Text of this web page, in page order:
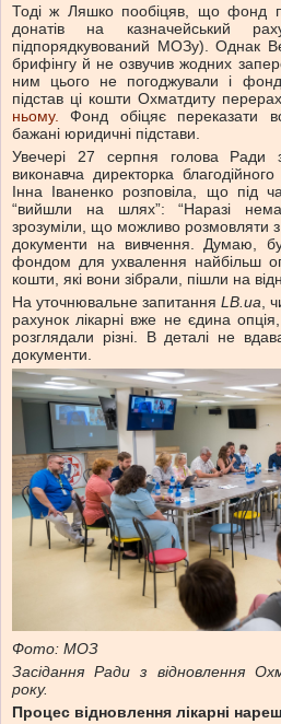
Тоді ж Ляшко пообіцяв, що фонд
донатів на казначейський
підпорядкувований МОЗу). Однак
брифінгу й не озвучив жодних
ним цього не погоджували і
підстав ці кошти Охматдиту
ньому.
Фонд обіцяє переказати
бажані юридичні підстави.
Увечері 27 серпня голова Ради
виконавча директорка
Інна Іваненко розповіла, що під
“вийшли на шлях”: “Наразі
зрозуміли, що можливо
документи на вивчення. Думаю,
фондом для ухвалення найбільш
кошти, які вони зібрали, пішли на
На уточнювальне запитання LB.ua ,
рахунок лікарні вже не єдина
розглядали різні. В деталі не
документи.
Фото: МОЗ
Засідання Ради з відновлення
року.
Процес відновлення лікарні